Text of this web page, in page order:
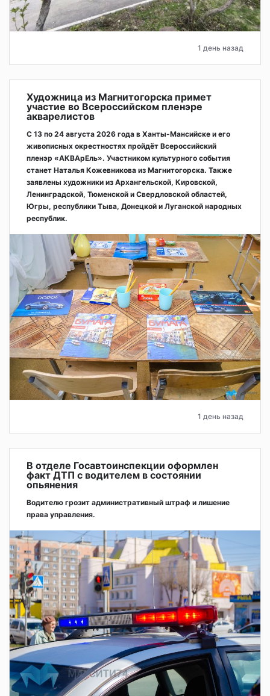
1 день назад
Художница из Магнитогорска примет
участие во Всероссийском пленэре
акварелистов
С 13 по 24 августа 2026 года в Ханты-Мансийске и его
живописных окрестностях пройдёт Всероссийский
пленэр «АКВАрЕль». Участником культурного события
станет Наталья Кожевникова из Магнитогорска. Также
заявлены художники из Архангельской, Кировской,
Ленинградской, Тюменской и Свердловской областей,
Югры, республики Тыва, Донецкой и Луганской народных
республик.
1 день назад
В отделе Госавтоинспекции оформлен
факт ДТП с водителем в состоянии
опьянения
Водителю грозит административный штраф и лишение
права управления.